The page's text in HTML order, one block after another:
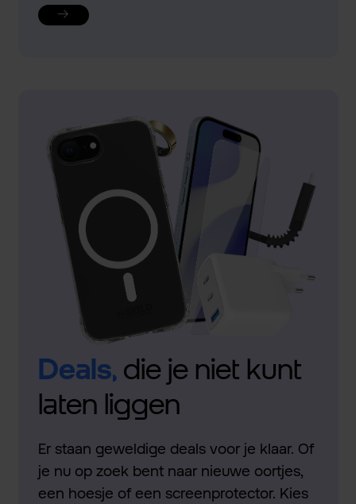
Deals,die je niet kunt
laten liggen
Er staan geweldige deals voor je klaar. Of
je nu op zoek bent naar nieuwe oortjes,
een hoesje of een screenprotector. Kies